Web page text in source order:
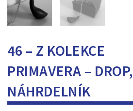
46 – Z KOLEKCE
PRIMAVERA – DROP,
NÁHRDELNÍK